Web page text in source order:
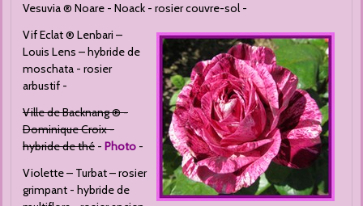
Vesuvia ® Noare - Noack - rosier couvre-sol -
Vif Eclat ® Lenbari –
Louis Lens – hybride de
moschata - rosier
arbustif -
Ville de Backnang ® -
Dominique Croix -
hybride de thé - Photo -
Violette – Turbat – rosier
grimpant - hybride de